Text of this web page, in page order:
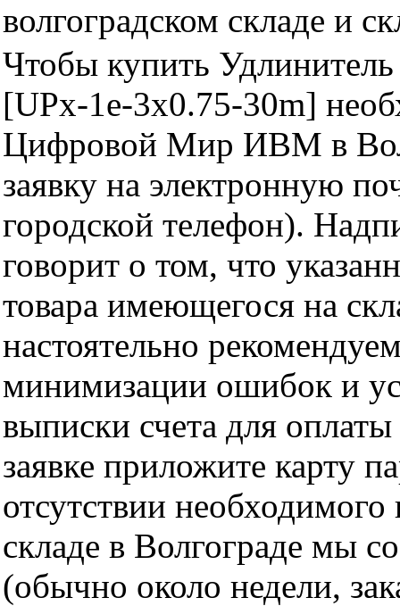
волгоградском складе и
Чтобы купить
[UPx-1e-3x0.75-30m]
Цифровой Мир ИВМ в
заявку на электронную
городской телефон).
говорит о том, что
товара имеющегося на
настоятельно
минимизации ошибок и
выписки счета для
заявке приложите карту
отсутствии
складе в Волгограде мы
(обычно около недели,